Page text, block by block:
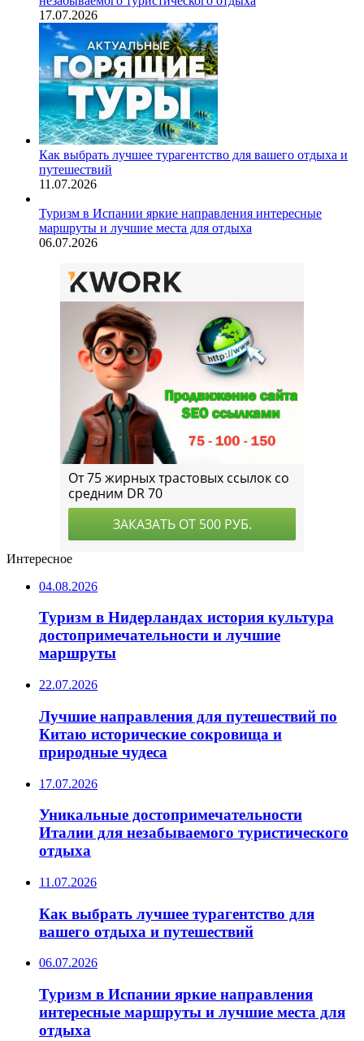
17.07.2026
Как выбрать лучшее турагентство для вашего отдыха и
путешествий
11.07.2026
Туризм в Испании яркие направления интересные
маршруты и лучшие места для отдыха
06.07.2026
Интересное
04.08.2026
Туризм в Нидерландах история культура
достопримечательности и лучшие
маршруты
22.07.2026
Лучшие направления для путешествий по
Китаю исторические сокровища и
природные чудеса
17.07.2026
Уникальные достопримечательности
Италии для незабываемого туристического
отдыха
11.07.2026
Как выбрать лучшее турагентство для
вашего отдыха и путешествий
06.07.2026
Туризм в Испании яркие направления
интересные маршруты и лучшие места для
отдыха